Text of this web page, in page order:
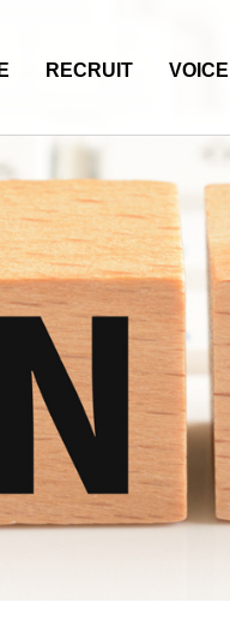
RECRUIT VOICE